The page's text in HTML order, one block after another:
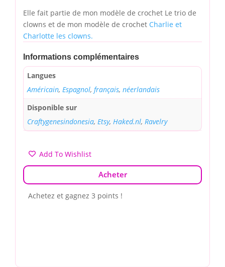
Elle fait partie de mon modèle de crochet Le trio de
clowns et de mon modèle de crochet Charlie et
Charlotte les clowns.
Informations complémentaires
Langues
Américain, Espagnol, français, néerlandais
Disponible sur
Craftygenesindonesia, Etsy, Haked.nl, Ravelry
Add To Wishlist
Acheter
Achetez et gagnez 3 points !